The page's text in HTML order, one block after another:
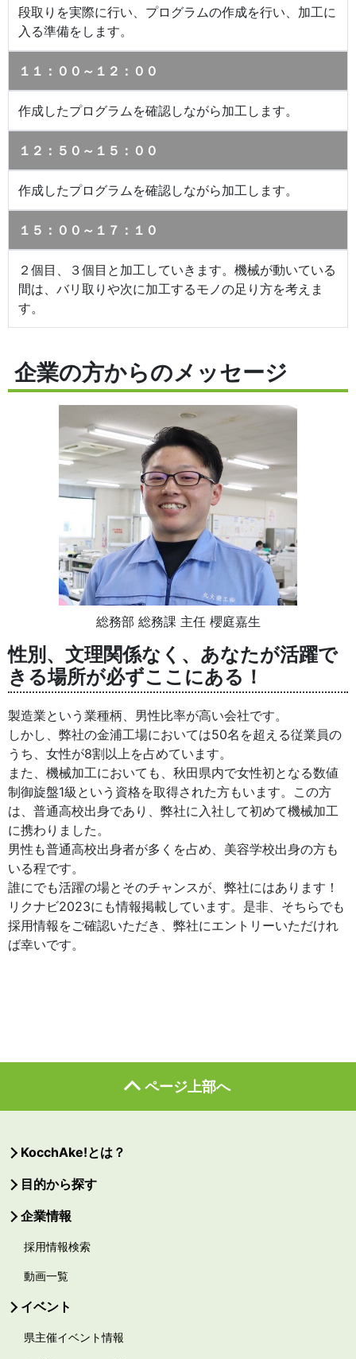
段取りを実際に行い、プログラムの作成を行い、加工に
入る準備をします。
１１：００～１２：００
作成したプログラムを確認しながら加工します。
１２：５０～１５：００
作成したプログラムを確認しながら加工します。
１５：００～１７：１０
２個目、３個目と加工していきます。機械が動いている
間は、バリ取りや次に加工するモノの足り方を考えま
す。
企業の方からのメッセージ
総務部 総務課 主任 櫻庭嘉生
性別、文理関係なく、あなたが活躍で
きる場所が必ずここにある！
製造業という業種柄、男性比率が高い会社です。
しかし、弊社の金浦工場においては50名を超える従業員の
うち、女性が8割以上を占めています。
また、機械加工においても、秋田県内で女性初となる数値
制御旋盤1級という資格を取得された方もいます。この方
は、普通高校出身であり、弊社に入社して初めて機械加工
に携わりました。
男性も普通高校出身者が多くを占め、美容学校出身の方も
いる程です。
誰にでも活躍の場とそのチャンスが、弊社にはあります！
リクナビ2023にも情報掲載しています。是非、そちらでも
採用情報をご確認いただき、弊社にエントリーいただけれ
ば幸いです。
ページ上部へ
KocchAke!とは？
目的から探す
企業情報
採用情報検索
動画一覧
イベント
県主催イベント情報